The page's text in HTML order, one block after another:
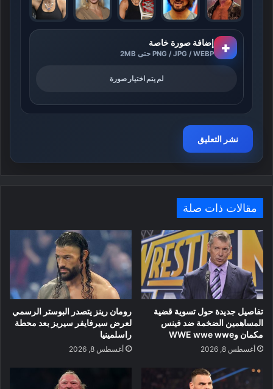
+ إضافة صورة خاصة
PNG / JPG / WEBP حتى 2MB
لم يتم اختيار صورة
مقالات ذات صلة
تفاصيل جديدة حول تسوية قضية
المساهمين الضخمة ضد فينس
مكمان وWWE wwe wwe
أغسطس 8, 2026
رومان رينز يتصدر البوستر الرسمي
لعرض سيرفايفر سيريز بعد محطة
راسلمينيا
أغسطس 8, 2026